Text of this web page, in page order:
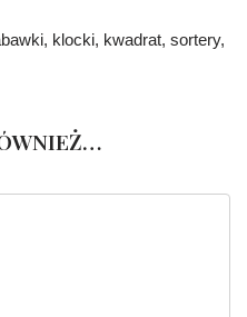
klocki, kwadrat, sortery,